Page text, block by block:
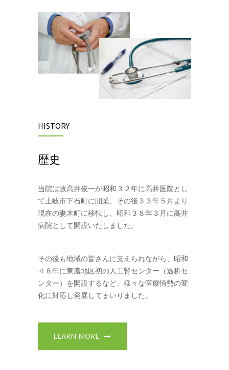
HISTORY
歴史
当院は故高井俊一が昭和３２年に高井医院とし
て土岐市下石町に開業、その後３３年５月より
現在の妻木町に移転し、昭和３８年３月に高井
病院として開設いたしました。
その後も地域の皆さんに支えられながら、昭和
４８年に東濃地区初の人工腎センター（透析セ
ンター）を開設するなど、様々な医療情勢の変
化に対応し発展してまいりました。
LEARN MORE